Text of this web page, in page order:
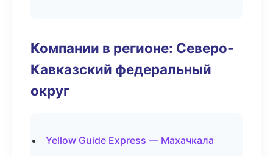
Компании в регионе: Северо-
Кавказский федеральный
округ
Yellow Guide Express — Махачкала